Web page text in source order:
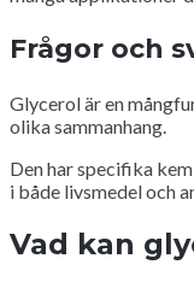
Frågor och
Glycerol är en
olika sammanhang.
Den har specifika
i både livsmedel och
Vad kan